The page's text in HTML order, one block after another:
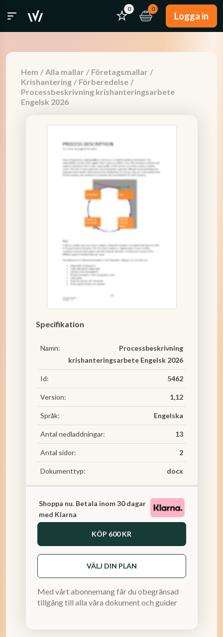
0 0
Logga in
Hem / Alla mallar / Företagsmallar /
Krishantering / Förberedelse /
Processbeskrivning krishanteringsarbete
Engelsk 2026
Specifikation
Namn:
Processbeskrivning
krishanteringsarbete Engelsk 2026
Id: 5462
Version: 1,12
Språk: Engelska
Antal nedladdningar: 13
Antal sidor: 2
Dokumenttyp: docx
Shoppa nu. Betala inom 30 dagar
med Klarna
KÖP 600 KR
VÄLJ DIN PLAN
Med vårt abonnemang får du obegränsad
tillgång till alla våra dokument och guider